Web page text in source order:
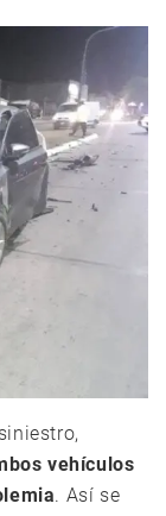
vehículos
. Así se